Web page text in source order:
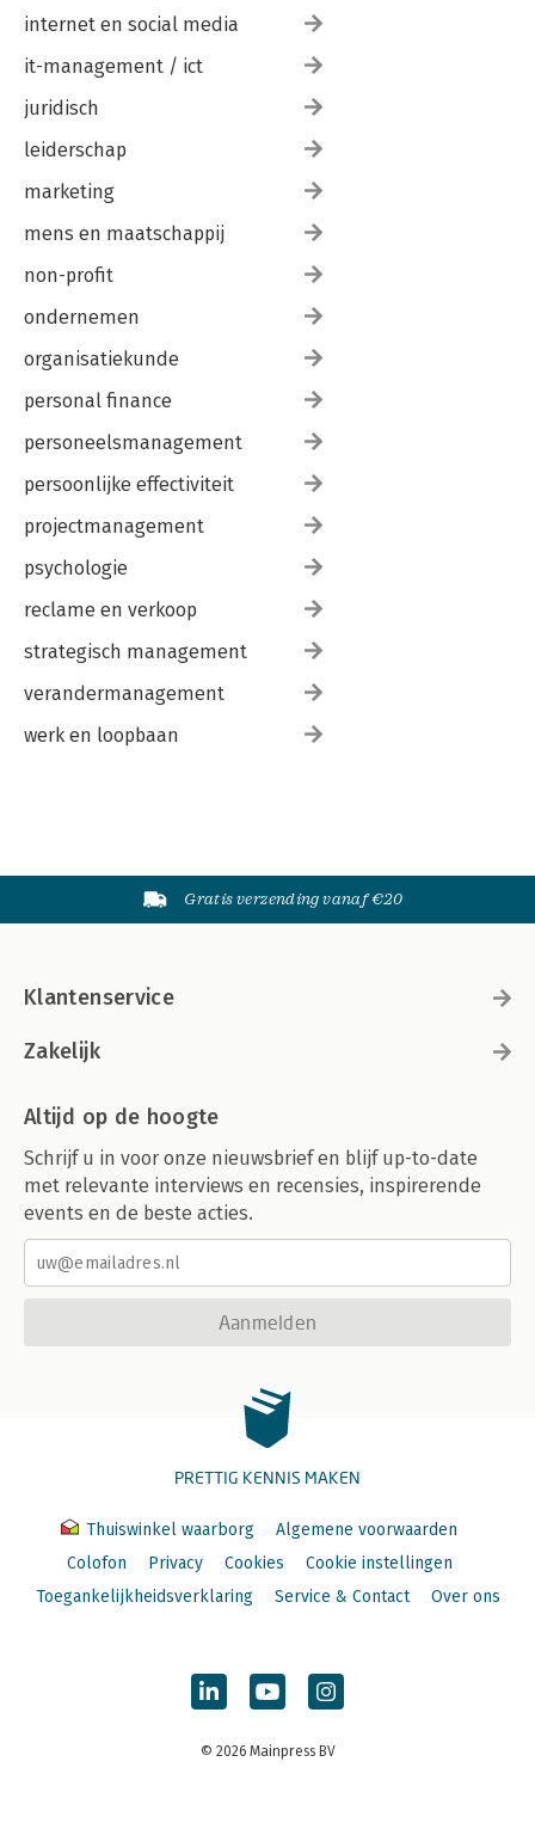
internet en social media
it-management / ict
juridisch
leiderschap
marketing
mens en maatschappij
non-profit
ondernemen
organisatiekunde
personal finance
personeelsmanagement
persoonlijke effectiviteit
projectmanagement
psychologie
reclame en verkoop
strategisch management
verandermanagement
werk en loopbaan
Gratis verzending vanaf €20
Klantenservice
Zakelijk
Altijd op de hoogte
Schrijf u in voor onze nieuwsbrief en blijf up-to-date
met relevante interviews en recensies, inspirerende
events en de beste acties.
Aanmelden
PRETTIG KENNIS MAKEN
Thuiswinkel waarborg
Algemene voorwaarden
Colofon
Privacy Cookies
Cookie instellingen
Toegankelijkheidsverklaring
Service & Contact Over ons
© 2026 Mainpress BV